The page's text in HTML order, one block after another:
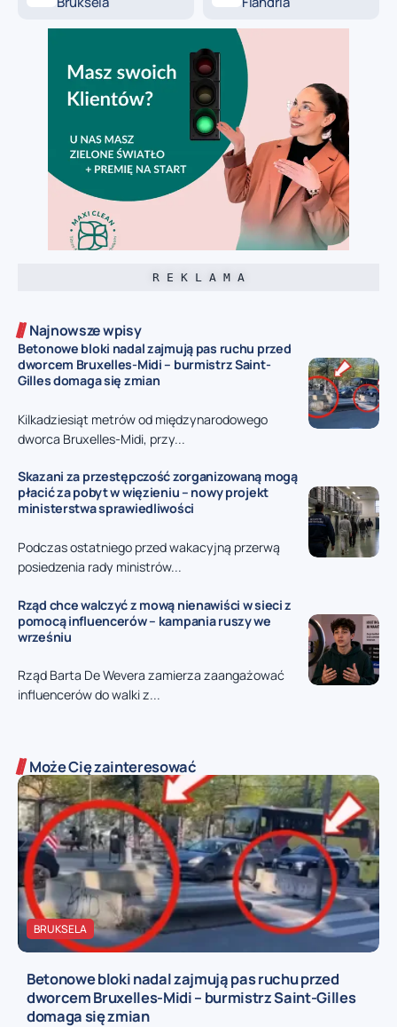
R E K L A M A
Najnowsze wpisy
Betonowe bloki nadal zajmują pas ruchu przed
dworcem Bruxelles-Midi – burmistrz Saint-
Gilles domaga się zmian
Kilkadziesiąt metrów od międzynarodowego
dworca Bruxelles-Midi, przy...
Skazani za przestępczość zorganizowaną mogą
płacić za pobyt w więzieniu – nowy projekt
ministerstwa sprawiedliwości
Podczas ostatniego przed wakacyjną przerwą
posiedzenia rady ministrów...
Rząd chce walczyć z mową nienawiści w sieci z
pomocą influencerów – kampania ruszy we
wrześniu
Rząd Barta De Wevera zamierza zaangażować
influencerów do walki z...
Może Cię zainteresować
BRUKSELA
Betonowe bloki nadal zajmują pas ruchu przed
dworcem Bruxelles-Midi – burmistrz Saint-Gilles
domaga się zmian